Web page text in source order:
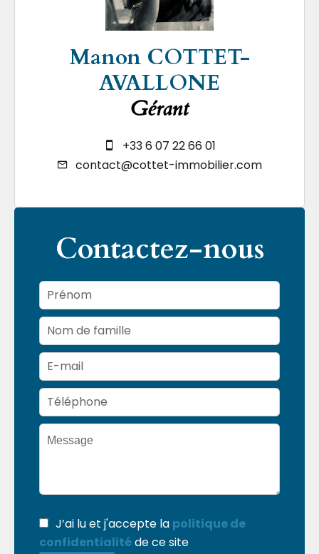
Manon COTTET-
AVALLONE
Gérant
+33 6 07 22 66 01
contact@cottet-immobilier.com
Contactez-nous
J’ai lu et j'accepte la politique de
confidentialitéde ce site